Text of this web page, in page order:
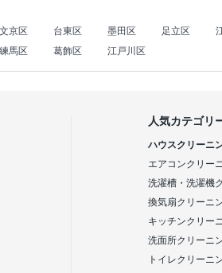
文京区 台東区 墨田区 足立区
練馬区 葛飾区 江戸川区
人気カテゴリ
ハウスクリーニ
エアコンクリー
洗濯槽・洗濯機
換気扇クリーニ
キッチンクリー
洗面所クリーニ
トイレクリーニ